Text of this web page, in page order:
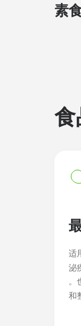
素
食
适
泌
。
和